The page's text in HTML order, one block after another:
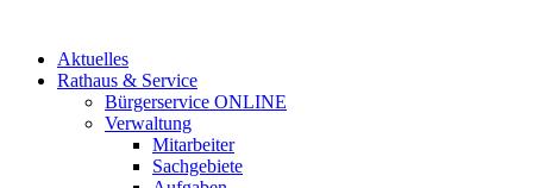
Aktuelles
Rathaus & Service
Bürgerservice ONLINE
Verwaltung
Mitarbeiter
Sachgebiete